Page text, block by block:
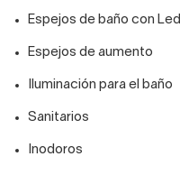
Espejos de baño con Led
Espejos de aumento
Iluminación para el baño
Sanitarios
Inodoros